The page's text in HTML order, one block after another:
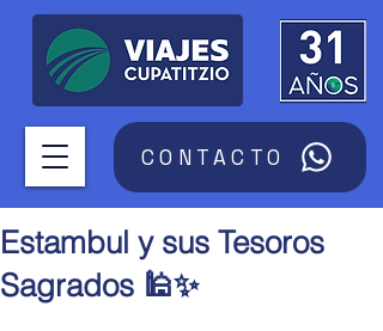
CONTACTO
Estambul y sus Tesoros
Sagrados 🕌✨